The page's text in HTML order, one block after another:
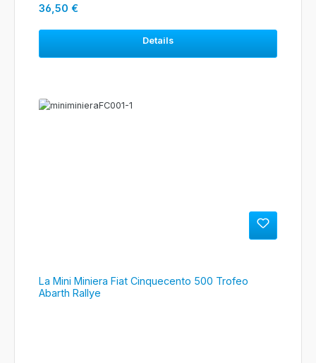
Regulärer Preis:
36,50 €
Details
La Mini Miniera Fiat Cinquecento 500 Trofeo
Abarth Rallye